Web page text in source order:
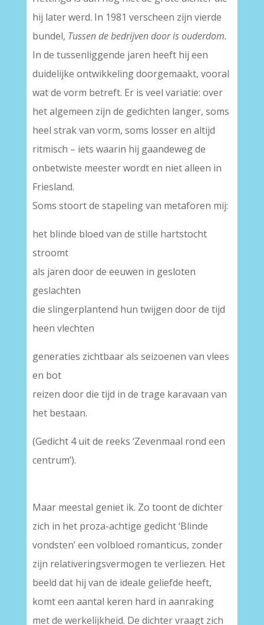
hij later werd. In 1981 verscheen zijn vierde
bundel, Tussen de bedrijven door is ouderdom.
In de tussenliggende jaren heeft hij een
duidelijke ontwikkeling doorgemaakt, vooral
wat de vorm betreft. Er is veel variatie: over
het algemeen zijn de gedichten langer, soms
heel strak van vorm, soms losser en altijd
ritmisch – iets waarin hij gaandeweg de
onbetwiste meester wordt en niet alleen in
Friesland.
Soms stoort de stapeling van metaforen mij:
het blinde bloed van de stille hartstocht
stroomt
als jaren door de eeuwen in gesloten
geslachten
die slingerplantend hun twijgen door de tijd
heen vlechten
generaties zichtbaar als seizoenen van vlees
en bot
reizen door die tijd in de trage karavaan van
het bestaan.
(Gedicht 4 uit de reeks ‘Zevenmaal rond een
centrum’).
Maar meestal geniet ik. Zo toont de dichter
zich in het proza-achtige gedicht ‘Blinde
vondsten’ een volbloed romanticus, zonder
zijn relativeringsvermogen te verliezen. Het
beeld dat hij van de ideale geliefde heeft,
komt een aantal keren hard in aanraking
met de werkelijkheid. De dichter vraagt zich